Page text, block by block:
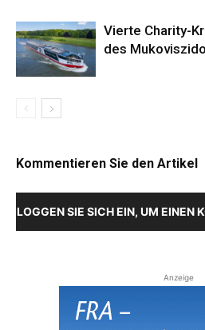
Vierte Charity-
des
Kommentieren Sie den Artikel
LOGGEN SIE SICH EIN, UM EINEN
Anzeige